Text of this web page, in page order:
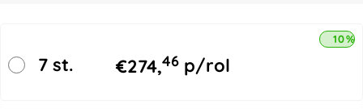
7 st. €274,46 p/rol
10%